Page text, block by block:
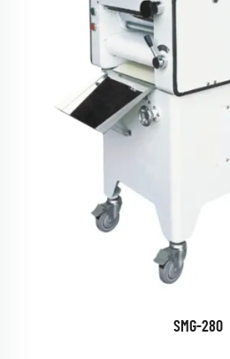
SMG-280